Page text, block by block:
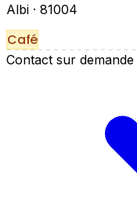
Albi · 81004
Café
Contact sur demande